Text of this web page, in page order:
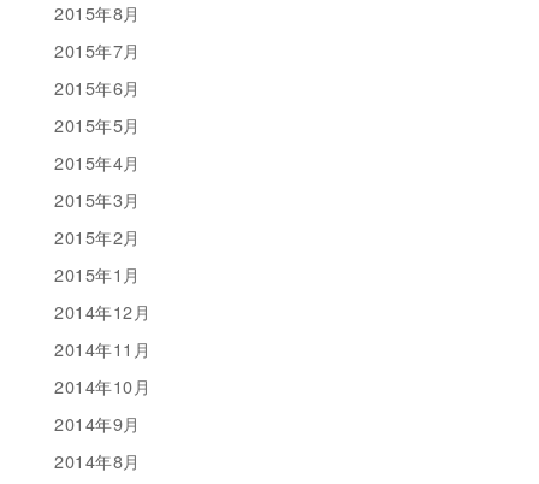
2015年8月
2015年7月
2015年6月
2015年5月
2015年4月
2015年3月
2015年2月
2015年1月
2014年12月
2014年11月
2014年10月
2014年9月
2014年8月